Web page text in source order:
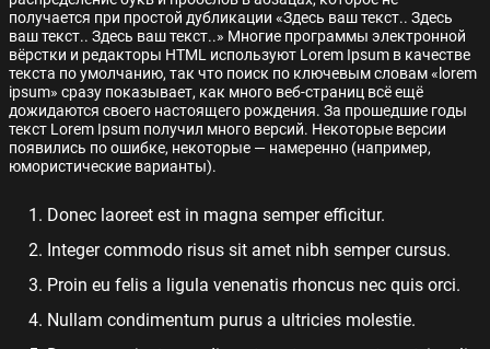
получается при простой дубликации «Здесь ваш текст.. Здесь
ваш текст.. Здесь ваш текст..» Многие программы электронной
вёрстки и редакторы HTML используют Lorem Ipsum в качестве
текста по умолчанию, так что поиск по ключевым словам «lorem
ipsum» сразу показывает, как много веб-страниц всё ещё
дожидаются своего настоящего рождения. За прошедшие годы
текст Lorem Ipsum получил много версий. Некоторые версии
появились по ошибке, некоторые — намеренно (например,
юмористические варианты).
Donec laoreet est in magna semper efficitur.
Integer commodo risus sit amet nibh semper cursus.
Proin eu felis a ligula venenatis rhoncus nec quis orci.
Nullam condimentum purus a ultricies molestie.